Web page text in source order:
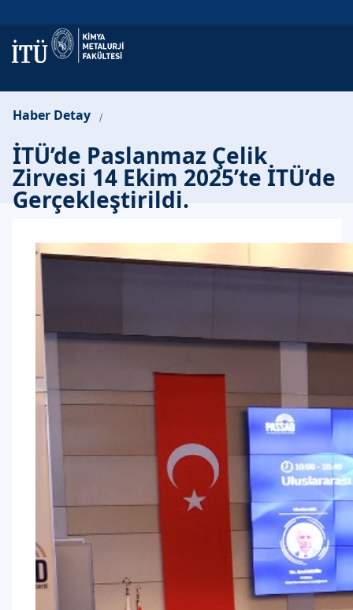
Haber Detay /
İTÜ’de Paslanmaz Çelik
Zirvesi 14 Ekim 2025’te İTÜ’de
Gerçekleştirildi.